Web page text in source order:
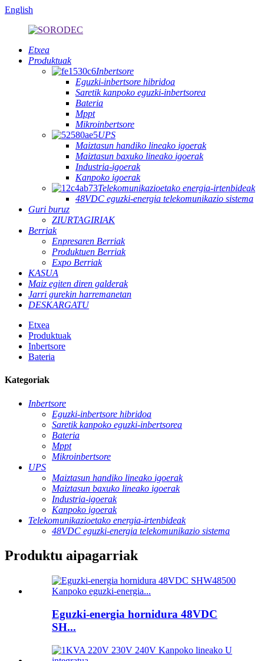
English
Etxea
Produktuak
Inbertsore
Eguzki-inbertsore hibridoa
Saretik kanpoko eguzki-inbertsorea
Bateria
Mppt
Mikroinbertsore
UPS
Maiztasun handiko lineako igoerak
Maiztasun baxuko lineako igoerak
Industria-igoerak
Kanpoko igoerak
Telekomunikazioetako energia-irtenbideak
48VDC eguzki-energia telekomunikazio sistema
Guri buruz
ZIURTAGIRIAK
Berriak
Enpresaren Berriak
Produktuen Berriak
Expo Berriak
KASUA
Maiz egiten diren galderak
Jarri gurekin harremanetan
DESKARGATU
Etxea
Produktuak
Inbertsore
Bateria
Kategoriak
Inbertsore
Eguzki-inbertsore hibridoa
Saretik kanpoko eguzki-inbertsorea
Bateria
Mppt
Mikroinbertsore
UPS
Maiztasun handiko lineako igoerak
Maiztasun baxuko lineako igoerak
Industria-igoerak
Kanpoko igoerak
Telekomunikazioetako energia-irtenbideak
48VDC eguzki-energia telekomunikazio sistema
Produktu aipagarriak
Eguzki-energia hornidura 48VDC
SH...